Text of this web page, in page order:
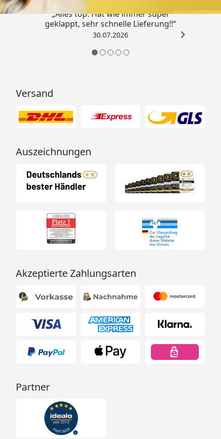
„Alles top. Hat wie immer super
geklappt, sehr schnelle Lieferung!!“
30.07.2026
Versand
Auszeichnungen
Akzeptierte Zahlungsarten
Partner